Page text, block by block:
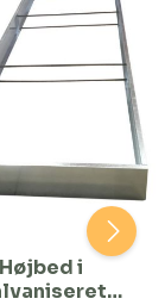
Højbed i